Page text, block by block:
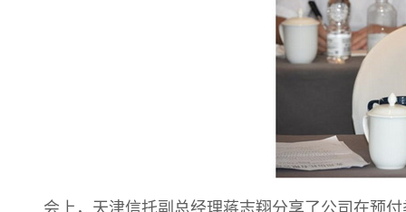
会上，天津信托副总经理蒋志翔分享了公司在预